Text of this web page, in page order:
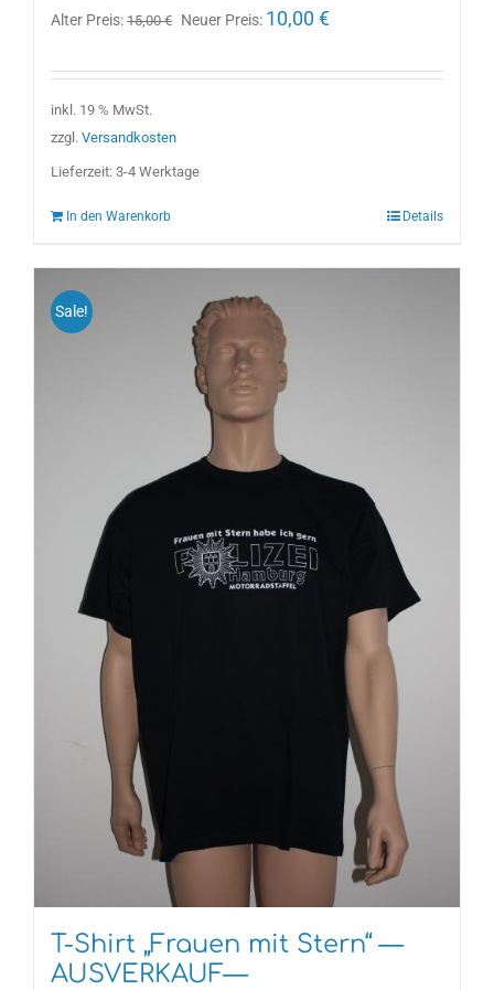
Alter Preis: 15,00€ Ursprünglicher
war:
Neuer Preis: 10,00 €Aktueller
ist:
inkl. 19 % MwSt.
zzgl. Versandkosten
Lieferzeit: 3-4 Werktage
In den Warenkorb Details
Sale!
T-Shirt „Frauen mit Stern“ —
AUSVERKAUF—